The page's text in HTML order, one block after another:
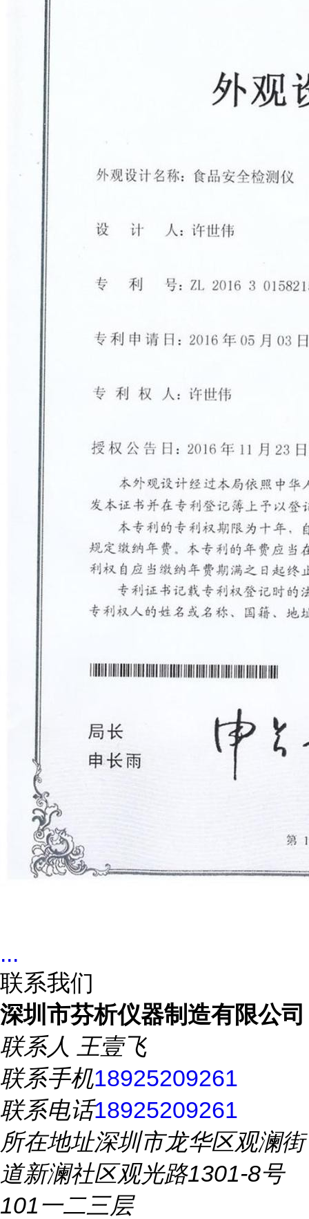
...
联系我们
深圳市芬析仪器制造有限公司
联系人 王壹飞
联系手机18925209261
联系电话18925209261
所在地址深圳市龙华区观澜街
道新澜社区观光路1301-8号
101一二三层